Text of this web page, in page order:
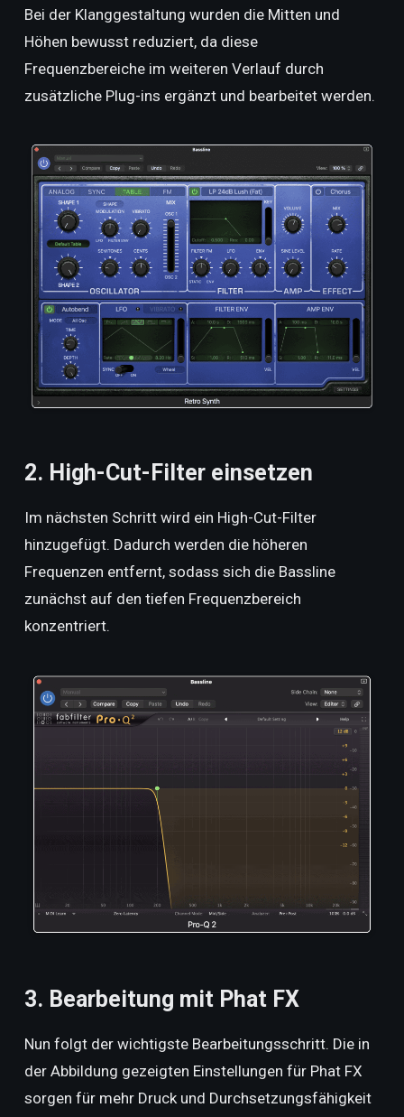
Bei der Klanggestaltung wurden die Mitten und
Höhen bewusst reduziert, da diese
Frequenzbereiche im weiteren Verlauf durch
zusätzliche Plug-ins ergänzt und bearbeitet werden.
2. High-Cut-Filter einsetzen
Im nächsten Schritt wird ein High-Cut-Filter
hinzugefügt. Dadurch werden die höheren
Frequenzen entfernt, sodass sich die Bassline
zunächst auf den tiefen Frequenzbereich
konzentriert.
3. Bearbeitung mit Phat FX
Nun folgt der wichtigste Bearbeitungsschritt. Die in
der Abbildung gezeigten Einstellungen für Phat FX
sorgen für mehr Druck und Durchsetzungsfähigkeit